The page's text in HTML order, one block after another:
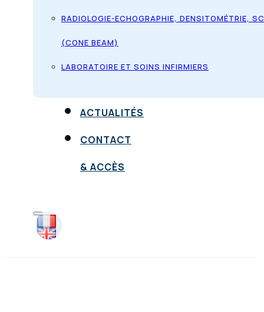
RADIOLOGIE-ECHOGRAPHIE, DENSITOMÉTRIE,
(CONE BEAM)
LABORATOIRE ET SOINS INFIRMIERS
ACTUALITÉS
CONTACT
& ACCÈS